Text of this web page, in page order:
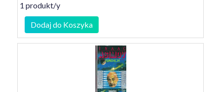
1 produkt/y
Dodaj do Koszyka